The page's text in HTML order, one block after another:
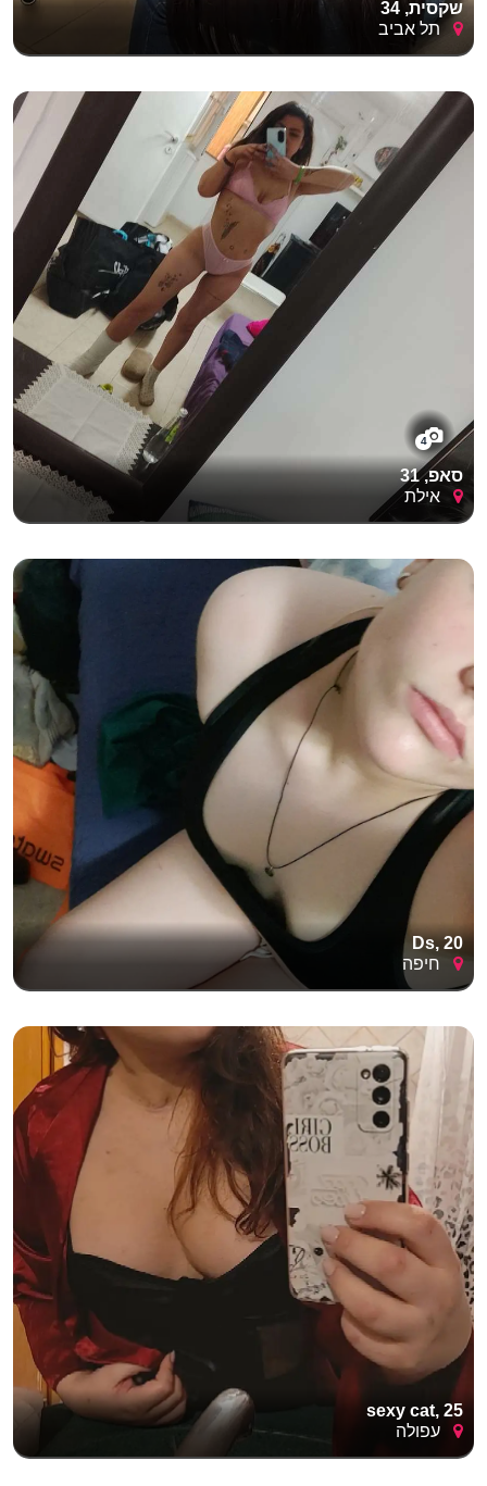
שקסית, 34
תל אביב
4
סאפ, 31
אילת
Ds, 20
חיפה
sexy cat, 25
עפולה